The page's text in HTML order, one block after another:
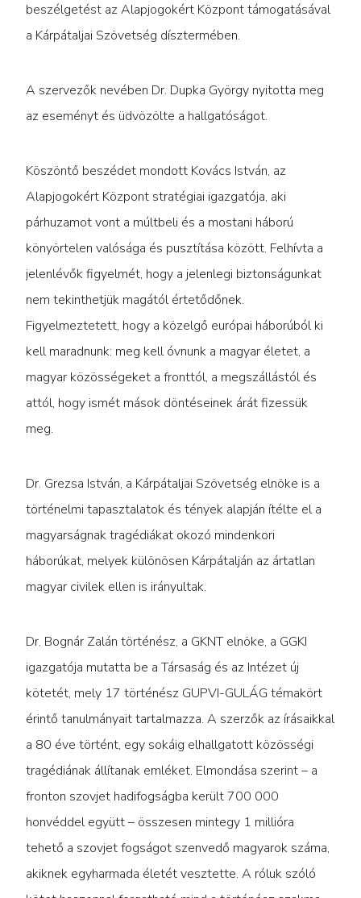
beszélgetést az Alapjogokért Központ támogatásával
a Kárpátaljai Szövetség dísztermében.
A szervezők nevében Dr. Dupka György nyitotta meg
az eseményt és üdvözölte a hallgatóságot.
Köszöntő beszédet mondott Kovács István, az
Alapjogokért Központ stratégiai igazgatója, aki
párhuzamot vont a múltbeli és a mostani háború
könyörtelen valósága és pusztítása között. Felhívta a
jelenlévők figyelmét, hogy a jelenlegi biztonságunkat
nem tekinthetjük magától értetődőnek.
Figyelmeztetett, hogy a közelgő európai háborúból ki
kell maradnunk: meg kell óvnunk a magyar életet, a
magyar közösségeket a fronttól, a megszállástól és
attól, hogy ismét mások döntéseinek árát fizessük
meg.
Dr. Grezsa István, a Kárpátaljai Szövetség elnöke is a
történelmi tapasztalatok és tények alapján ítélte el a
magyarságnak tragédiákat okozó mindenkori
háborúkat, melyek különösen Kárpátalján az ártatlan
magyar civilek ellen is irányultak.
Dr. Bognár Zalán történész, a GKNT elnöke, a GGKI
igazgatója mutatta be a Társaság és az Intézet új
kötetét, mely 17 történész GUPVI-GULÁG témakört
érintő tanulmányait tartalmazza. A szerzők az írásaikkal
a 80 éve történt, egy sokáig elhallgatott közösségi
tragédiának állítanak emléket. Elmondása szerint – a
fronton szovjet hadifogságba került 700 000
honvéddel együtt – összesen mintegy 1 millióra
tehető a szovjet fogságot szenvedő magyarok száma,
akiknek egyharmada életét vesztette. A róluk szóló